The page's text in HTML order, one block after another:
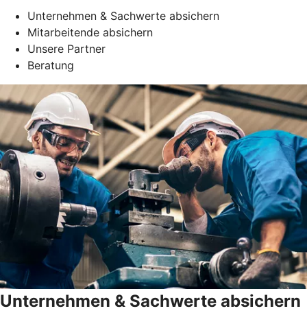
Unternehmen & Sachwerte absichern
Mitarbeitende absichern
Unsere Partner
Beratung
Unternehmen & Sachwerte absichern